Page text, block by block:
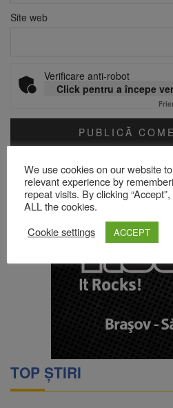
Site web
Verificare anti-robot
Click pentru a începe
sunt procesate datele comentariilor
TOP ȘTIRI
We use cookies on our website
relevant experience by
repeat visits. By clicking
ALL the cookies.
Cookie settings
ACCEPT